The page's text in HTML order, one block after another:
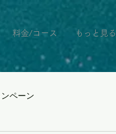
料金/コース もっと見る
ペーン